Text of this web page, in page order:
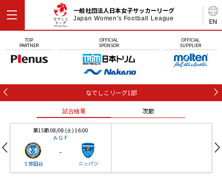
EN
一般社団法人日本女子サッカーリーグ
Japan Women's Football League
TOP
PARTNER
OFFICIAL
SPONSOR
OFFICIAL
SUPPLIER
なでしこリーグ1部
試合結果 次節
第15節 08/08 (土) 16:00
ＡＧＦ
Ｓ世田谷
-
ニッパツ